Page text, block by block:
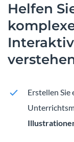
Helfen
Erstellen Sie